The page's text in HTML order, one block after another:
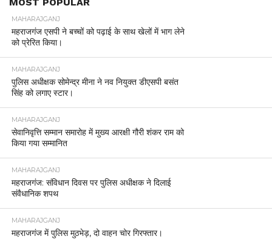
MAHARAJGANJ
महराजगंज एसपी ने बच्चों को पढ़ाई के साथ खेलों में भाग लेने
को प्रेरित किया।
MAHARAJGANJ
पुलिस अधीक्षक सोमेन्द्र मीना ने नव नियुक्त डीएसपी बसंत
सिंह को लगाए स्टार।
MAHARAJGANJ
सेवानिवृत्ति सम्मान समारोह में मुख्य आरक्षी गौरी शंकर राम को
किया गया सम्मानित
MAHARAJGANJ
महराजगंज: संविधान दिवस पर पुलिस अधीक्षक ने दिलाई
संवैधानिक शपथ
MAHARAJGANJ
महराजगंज में पुलिस मुठभेड़, दो वाहन चोर गिरफ्तार।